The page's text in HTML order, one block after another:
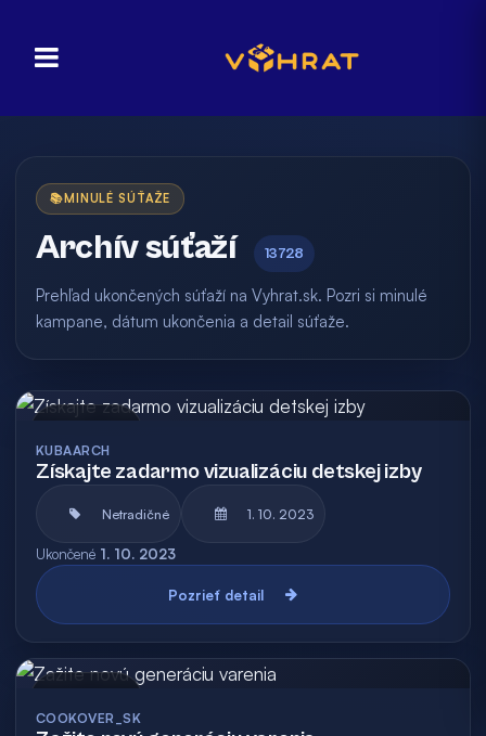
📚 MINULÉ SÚŤAŽE
Archív súťaží 13728
Prehľad ukončených súťaží na Vyhrat.sk. Pozri si minulé
kampane, dátum ukončenia a detail súťaže.
KUBAARCH
Získajte zadarmo vizualizáciu detskej izby
Netradičné 1. 10. 2023
Ukončené 1. 10. 2023
Pozrieť detail
COOKOVER_SK